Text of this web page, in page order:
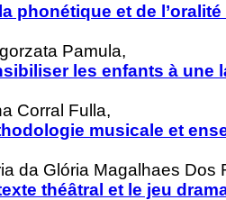
phonétique et de
Pamula,
les enfants à une
Corral Fulla,
musicale et
da Glória Magalhaes Dos
théâtral et le jeu